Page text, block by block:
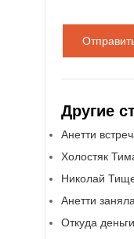
Другие
Анетти
Холостяк
Николай
Анетти
Откуда